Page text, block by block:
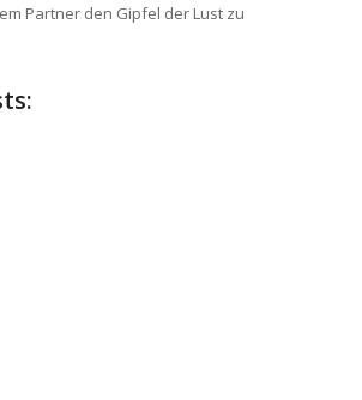
Partner den Gipfel der Lust zu